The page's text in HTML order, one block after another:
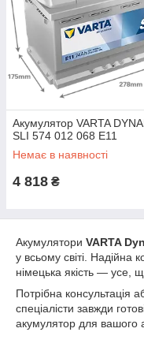
Акумулятор VARTA
SLI 574 012 068 E11
Немає в наявності
4 818 ₴
Акумулятори VARTA
у всьому світі. Надійна
німецька якість — усе,
Потрібна консультація
спеціалісти завжди
акумулятор для вашого